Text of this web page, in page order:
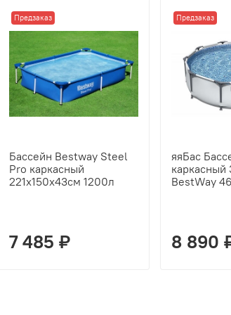
Предзаказ
Бассейн Bestway Steel
Pro каркасный
221х150х43см 1200л
7 485 ₽
Предзаказ
яяБас
каркасный
BestWay
8 890